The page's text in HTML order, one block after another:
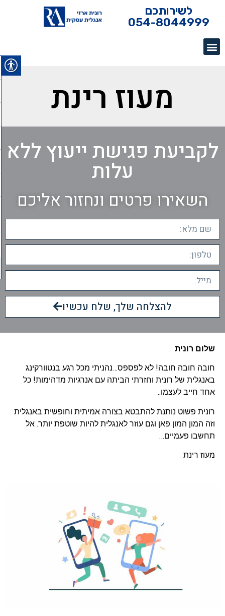
לשירותכם
054-8044999
מעוז רינת
לקביעת פגישת ייעוץ ללא
עלות
השאירו פרטים ונחזור אליכם
להצלחה שלך, שלח עכשיו
שלום רונית
חובה חובה חובה! לא לפספס…נהניתי מכל רגע בנטוורקינג
באנגלית של רונית וחזרתי הביתה עם אנרגיות מדהימות! כל
אחד חייב לעצמו..
רונית פשוט נותנת להתבטא בצורה אמיתית וחופשית באנגלית
וזה המון המון פאן וגם עוזר לאנגלית להיות שוטפת יותר. אל
תחשבו פעמיים…
מעוז רינת